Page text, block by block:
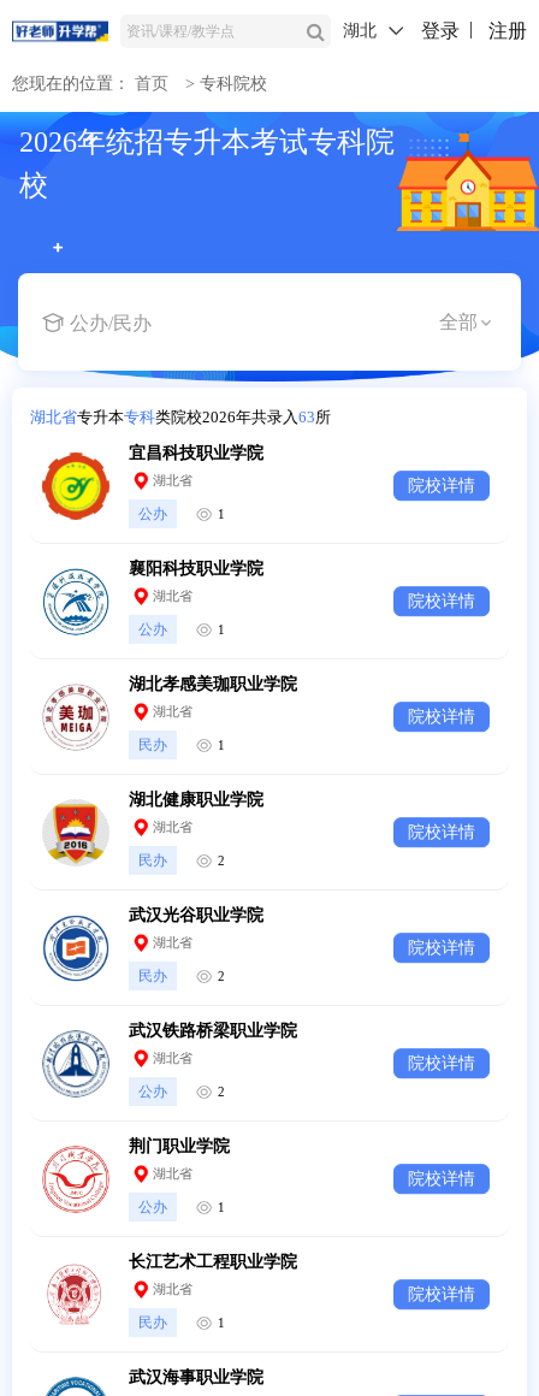
湖北 登录 注册
您现在的位置： 首页 > 专科院校
2026年统招专升本考试专科院
校
公办/民办
湖北省专升本专科类院校2026年共录入63所
宜昌科技职业学院
湖北省
公办 1
院校详情
襄阳科技职业学院
湖北省
公办 1
院校详情
湖北孝感美珈职业学院
湖北省
民办 1
院校详情
湖北健康职业学院
湖北省
民办 2
院校详情
武汉光谷职业学院
湖北省
民办 2
院校详情
武汉铁路桥梁职业学院
湖北省
公办 2
院校详情
荆门职业学院
湖北省
公办 1
院校详情
长江艺术工程职业学院
湖北省
民办 1
院校详情
武汉海事职业学院